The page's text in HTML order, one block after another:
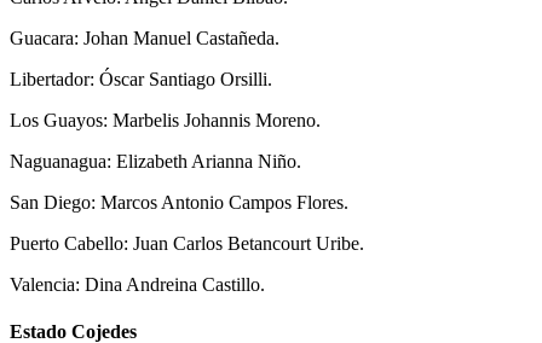
Guacara: Johan Manuel Castañeda.
Libertador: Óscar Santiago Orsilli.
Los Guayos: Marbelis Johannis Moreno.
Naguanagua: Elizabeth Arianna Niño.
San Diego: Marcos Antonio Campos Flores.
Puerto Cabello: Juan Carlos Betancourt Uribe.
Valencia: Dina Andreina Castillo.
Estado Cojedes